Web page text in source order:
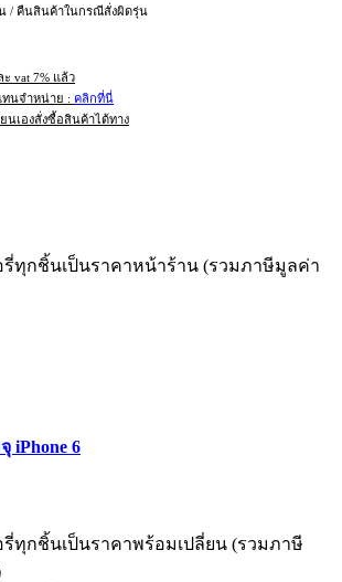
/ คืนสินค้าในกรณีสั่งผิดรุ่น
vat 7% แล้ว
ทนจำหน่าย : คลิกที่นี่
นเองสั่งซื้อสินค้าได้ทาง
รี่ทุกชิ้นเป็นราคาหน้าร้าน (รวมภาษีมูลค่า
iPhone 6
ทุกชิ้นเป็นราคาพร้อมเปลี่ยน (รวมภาษี